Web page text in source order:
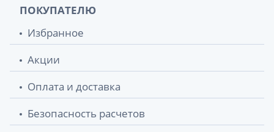
ПОКУПАТЕЛЮ
Избранное
Акции
Оплата и доставка
Безопасность расчетов